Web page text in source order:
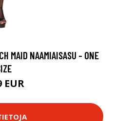
MAID NAAMIAISASU - ONE
EUR